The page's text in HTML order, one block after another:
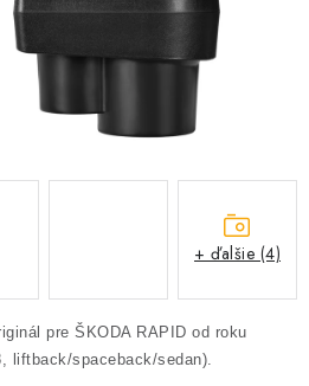
Doprava a platba
Newsletter z Profigaráž.sk
pre ŠKODA RAPID od roku
liftback/spaceback/sedan).
+ ďalšie (4)